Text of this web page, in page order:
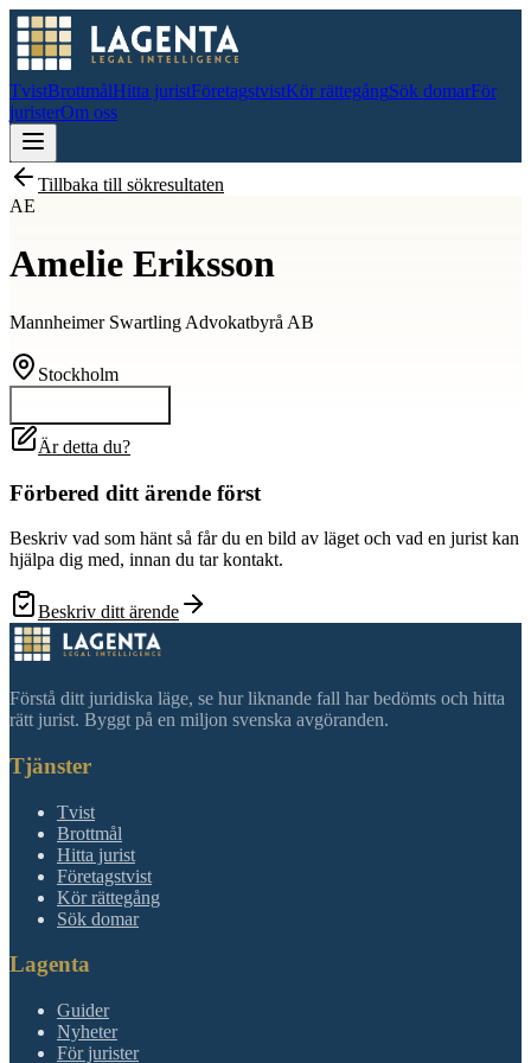
TvistBrottmålHitta juristFöretagstvistKör rättegångSök domarFör
juristerOm oss
Tillbaka till sökresultaten
AE
Amelie Eriksson
Mannheimer Swartling Advokatbyrå AB
Stockholm
Är detta du?
Förbered ditt ärende först
Beskriv vad som hänt så får du en bild av läget och vad en jurist kan
hjälpa dig med, innan du tar kontakt.
Beskriv ditt ärende
Förstå ditt juridiska läge, se hur liknande fall har bedömts och hitta
rätt jurist. Byggt på en miljon svenska avgöranden.
Tjänster
Tvist
Brottmål
Hitta jurist
Företagstvist
Kör rättegång
Sök domar
Lagenta
Guider
Nyheter
För jurister